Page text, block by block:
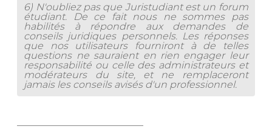
6) N'oubliez pas que Juristudiant est un forum
étudiant. De ce fait nous ne sommes pas
habilités à répondre aux demandes de
conseils juridiques personnels. Les réponses
que nos utilisateurs fourniront à de telles
questions ne sauraient en rien engager leur
responsabilité ou celle des administrateurs et
modérateurs du site, et ne remplaceront
jamais les conseils avisés d'un professionnel.